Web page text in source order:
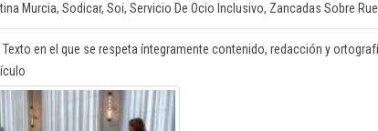
Murcia, Sodicar, Soi, Servicio De Ocio Inclusivo, Zancadas Sobre
en el que se respeta íntegramente contenido, redacción y